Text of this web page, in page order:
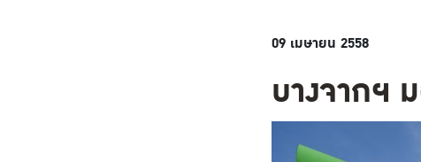
09 เมษายน 2558
บางจากฯ